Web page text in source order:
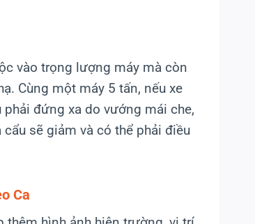
vào trọng lượng máy mà còn
Cùng một máy 5 tấn, nếu xe
đứng xa do vướng mái che,
sẽ giảm và có thể phải điều
Ca